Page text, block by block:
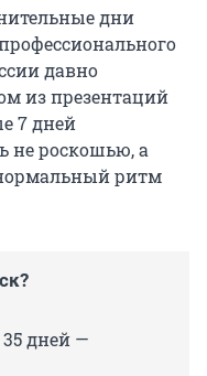
дни
давно
из презентаций
7 дней
не роскошью, а
ритм
дней —